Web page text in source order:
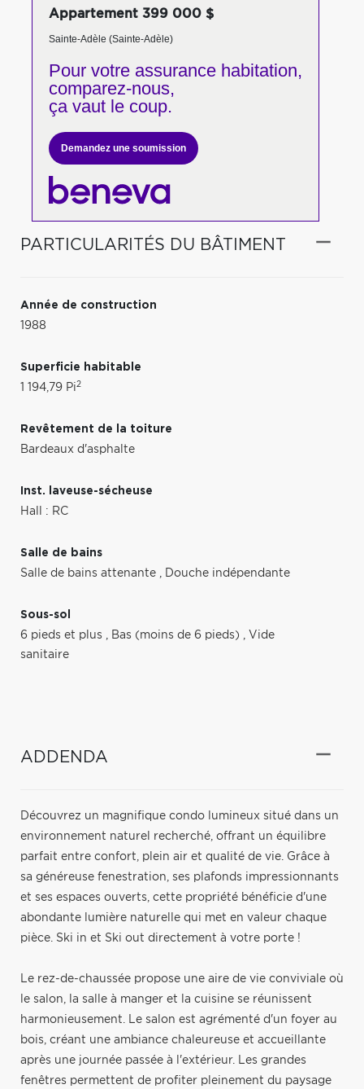
Appartement 399 000 $
Sainte-Adèle (Sainte-Adèle)
Pour votreassurance habitation,
comparez-nous,
ça vaut le coup.
Demandez une soumission
PARTICULARITÉS DU BÂTIMENT
Année de construction
1988
Superficie habitable
1 194,79 Pi2
Revêtement de la toiture
Bardeaux d'asphalte
Inst. laveuse-sécheuse
Hall : RC
Salle de bains
Salle de bains attenante , Douche indépendante
Sous-sol
6 pieds et plus , Bas (moins de 6 pieds) , Vide
sanitaire
ADDENDA
Découvrez un magnifique condo lumineux situé dans un
environnement naturel recherché, offrant un équilibre
parfait entre confort, plein air et qualité de vie. Grâce à
sa généreuse fenestration, ses plafonds impressionnants
et ses espaces ouverts, cette propriété bénéficie d'une
abondante lumière naturelle qui met en valeur chaque
pièce. Ski in et Ski out directement à votre porte !
Le rez-de-chaussée propose une aire de vie conviviale où
le salon, la salle à manger et la cuisine se réunissent
harmonieusement. Le salon est agrémenté d'un foyer au
bois, créant une ambiance chaleureuse et accueillante
après une journée passée à l'extérieur. Les grandes
fenêtres permettent de profiter pleinement du paysage